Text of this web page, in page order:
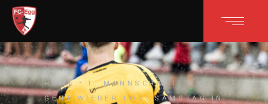
HOME 1. MANNSCHAFT
ES
GEHT WIEDER LOS: SAMSTAG IN